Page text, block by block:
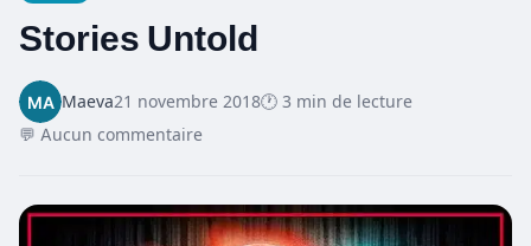
Stories Untold
Maeva21 novembre 2018🕐 3 min de lecture
💬 Aucun commentaire